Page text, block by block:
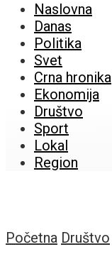
Naslovna
Danas
Politika
Svet
Crna hronika
Ekonomija
Društvo
Sport
Lokal
Region
Početna Društvo